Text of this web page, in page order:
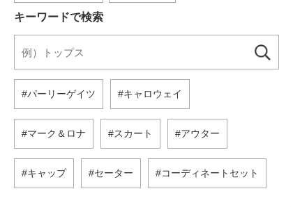
キーワードで検索
パーリーゲイツ キャロウェイ
マーク＆ロナ スカート アウター
キャップ セーター コーディネートセット